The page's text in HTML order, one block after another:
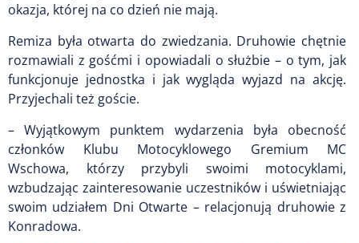
okazja, której na co dzień nie mają.
Remiza była otwarta do zwiedzania. Druhowie chętnie
rozmawiali z gośćmi i opowiadali o służbie – o tym, jak
funkcjonuje jednostka i jak wygląda wyjazd na akcję.
Przyjechali też goście.
– Wyjątkowym punktem wydarzenia była obecność
członków Klubu Motocyklowego Gremium MC
Wschowa, którzy przybyli swoimi motocyklami,
wzbudzając zainteresowanie uczestników i uświetniając
swoim udziałem Dni Otwarte – relacjonują druhowie z
Konradowa.